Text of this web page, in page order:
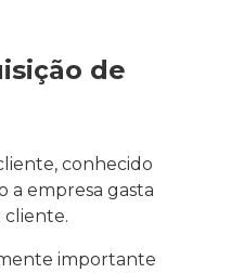
de
conhecido
a empresa gasta
cliente.
importante